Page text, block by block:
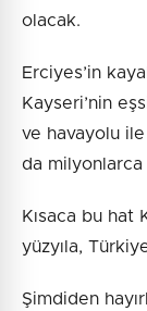
olacak.
Erciyes’in
Kayseri’nin
ve havayolu
da
Kısaca bu hat
yüzyıla,
Şimdiden